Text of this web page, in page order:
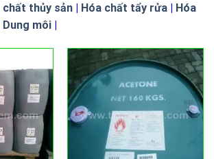
chất thủy sản | Hóa chất tẩy rửa | Hóa
Dung môi |